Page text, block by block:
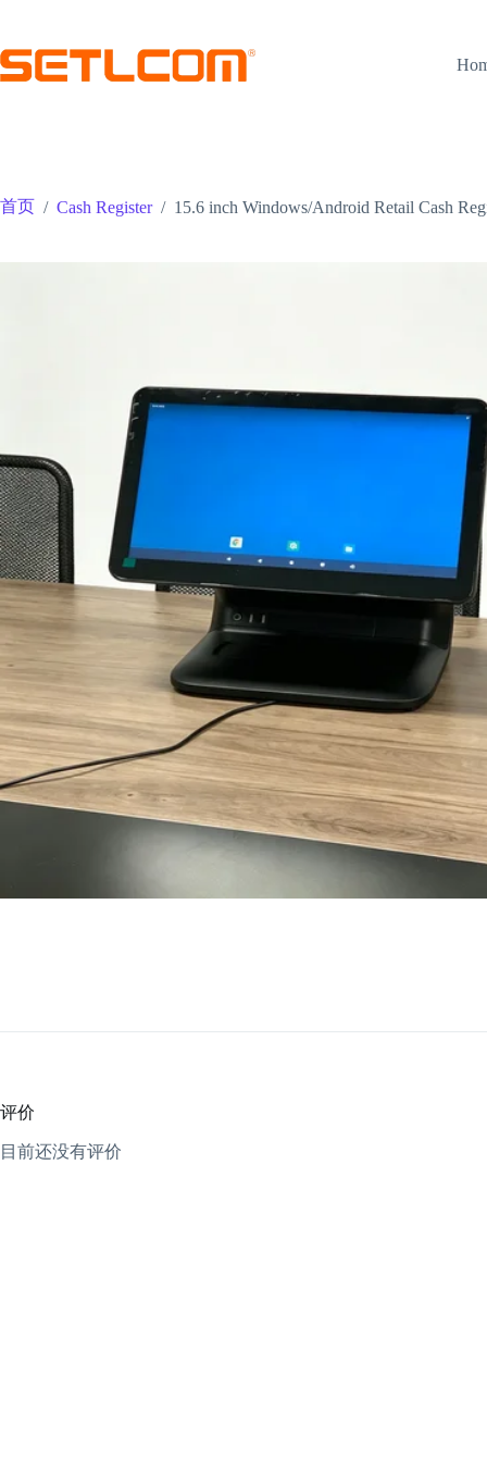
内
容
首页 / Cash Register / 15.6 inch Windows/Android Retail Cash
评价
目前还没有评价